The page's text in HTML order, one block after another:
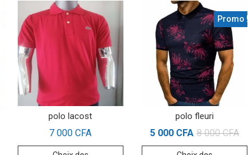
polo lacost
7 000CFA
Promo !
polo fleuri
8 000CFA
5 000 CFA